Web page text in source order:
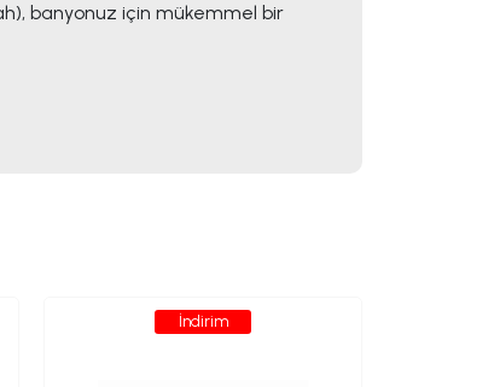
banyonuz için mükemmel bir
İndirim